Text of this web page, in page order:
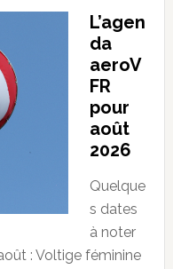
L’agen
da
aeroV
FR
pour
août
2026
Quelque
s dates
à noter
: Voltige féminine